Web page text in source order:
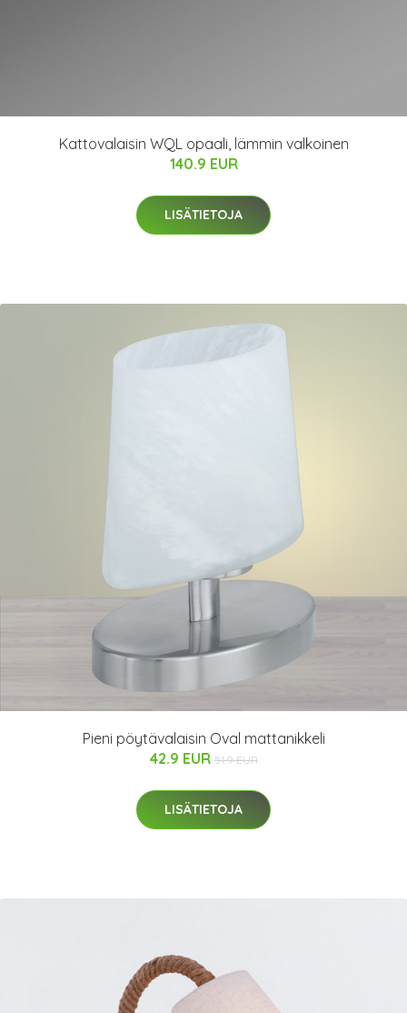
Kattovalaisin WQL opaali, lämmin valkoinen
140.9 EUR
LISÄTIETOJA
Pieni pöytävalaisin Oval mattanikkeli
42.9 EUR 51.9 EUR
LISÄTIETOJA